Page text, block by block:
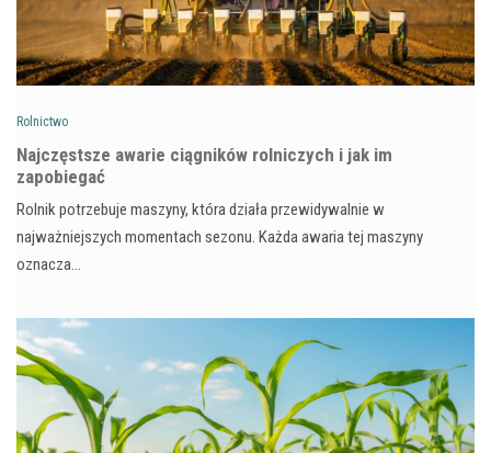
Rolnictwo
Najczęstsze awarie ciągników rolniczych i jak im
zapobiegać
Rolnik potrzebuje maszyny, która działa przewidywalnie w
najważniejszych momentach sezonu. Każda awaria tej maszyny
oznacza…